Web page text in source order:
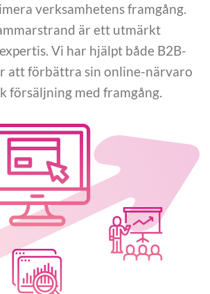
verksamhetens framgång.
är ett utmärkt
Vi har hjälpt både B2B-
att förbättra sin online-närvaro
försäljning med framgång.